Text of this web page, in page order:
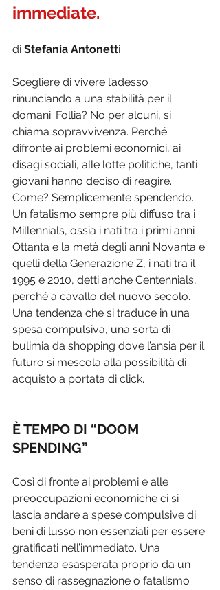
immediate.
di Stefania Antonetti
Scegliere di vivere l’adesso
rinunciando a una stabilità per il
domani. Follia? No per alcuni, si
chiama sopravvivenza. Perché
difronte ai problemi economici, ai
disagi sociali, alle lotte politiche, tanti
giovani hanno deciso di reagire.
Come? Semplicemente spendendo.
Un fatalismo sempre più diffuso tra i
Millennials, ossia i nati tra i primi anni
Ottanta e la metà degli anni Novanta e
quelli della Generazione Z, i nati tra il
1995 e 2010, detti anche Centennials,
perché a cavallo del nuovo secolo.
Una tendenza che si traduce in una
spesa compulsiva, una sorta di
bulimia da shopping dove l’ansia per il
futuro si mescola alla possibilità di
acquisto a portata di click.
È TEMPO DI “DOOM
SPENDING”
Così di fronte ai problemi e alle
preoccupazioni economiche ci si
lascia andare a spese compulsive di
beni di lusso non essenziali per essere
gratificati nell’immediato. Una
tendenza esasperata proprio da un
senso di rassegnazione o fatalismo